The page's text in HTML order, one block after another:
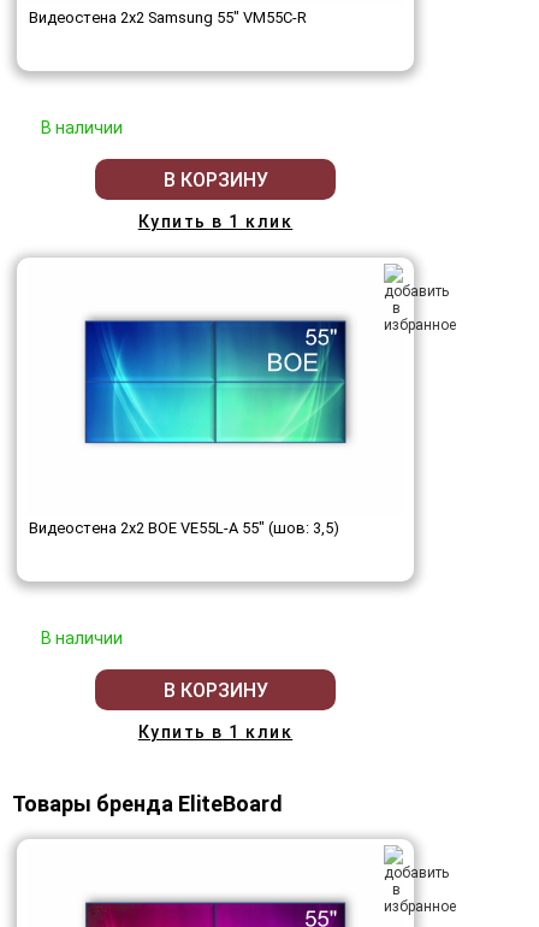
Видеостена 2x2 Samsung 55" VM55C-R
В наличии
В КОРЗИНУ
Купить в 1 клик
Видеостена 2x2 BOE VE55L-A 55" (шов: 3,5)
В наличии
В КОРЗИНУ
Купить в 1 клик
Товары бренда EliteBoard